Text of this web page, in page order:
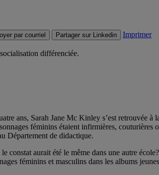
par courriel Partager sur Linkedin Imprimer
différenciée.
ans, Sarah Jane Mc Kinley s’est retrouvée
féminins étaient infirmières, couturières
Département de didactique.
constat aurait été le même dans une autre
féminins et masculins dans les albums